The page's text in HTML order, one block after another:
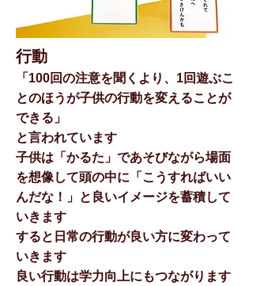
行動
「100回の注意を聞くより、1回遊ぶこ
とのほうが子供の行動を変えることが
できる」
と言われています
子供は「かるた」であそびながら場面
を想像して頭の中に「こうすればいい
んだな！」と良いイメージを蓄積して
いきます
すると日常の行動が良い方に変わって
いきます
​良い行動は学力向上にもつながります